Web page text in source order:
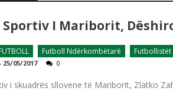
I Mariborit,
Futboll Ndërkombëtarë
- 25/05/2017 0
i skuadrës sllovene të Mariborit, Zlatko